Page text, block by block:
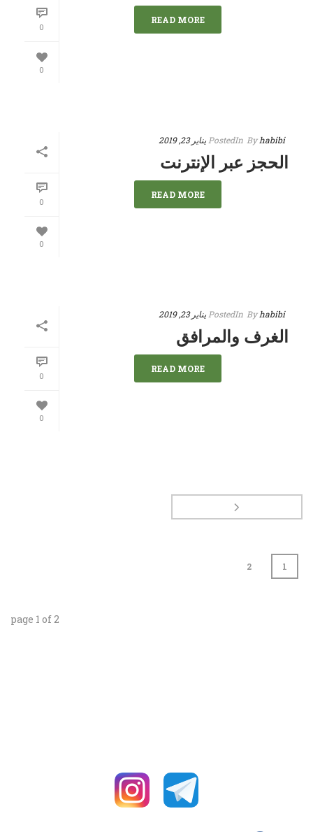
0
0
READ MORE
0
0
By habibi
In
Posted يناير 23, 2019
الحجز عبر الإنترنت
READ MORE
0
0
By habibi
In
Posted يناير 23, 2019
الغرف والمرافق
READ MORE
1
2
page 1 of2